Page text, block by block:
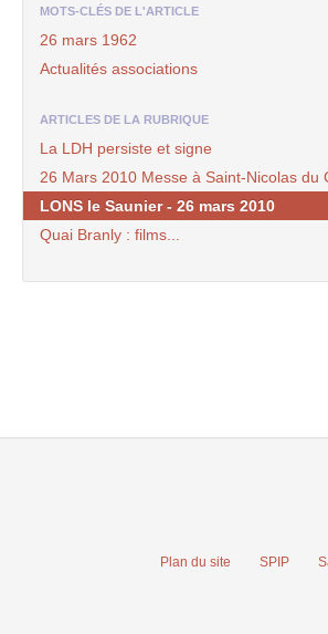
MOTS-CLÉS DE L'ARTICLE
26 mars 1962
Actualités associations
ARTICLES DE LA RUBRIQUE
La LDH persiste et signe
26 Mars 2010 Messe à Saint-Nicolas du
LONS le Saunier - 26 mars 2010
Quai Branly : films...
Plan du site SPIP